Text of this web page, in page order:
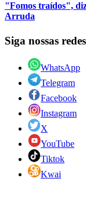
"Fomos traídos",
Arruda
Siga nossas redes
WhatsApp
Telegram
Facebook
Instagram
X
YouTube
Tiktok
Kwai